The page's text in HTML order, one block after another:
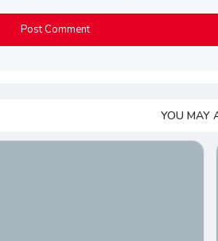
YOU MAY